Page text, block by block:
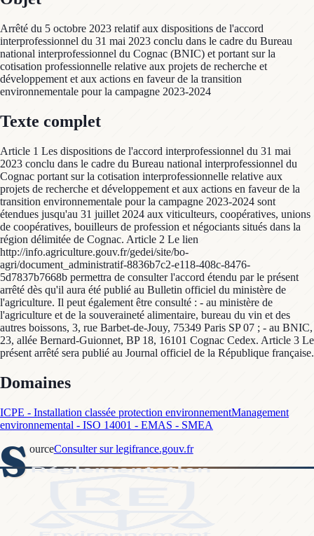
Arrêté du 5 octobre 2023 relatif aux dispositions de l'accord
interprofessionnel du 31 mai 2023 conclu dans le cadre du Bureau
national interprofessionnel du Cognac (BNIC) et portant sur la
cotisation professionnelle relative aux projets de recherche et
développement et aux actions en faveur de la transition
environnementale pour la campagne 2023-2024
Texte complet
Article 1 Les dispositions de l'accord interprofessionnel du 31 mai
2023 conclu dans le cadre du Bureau national interprofessionnel du
Cognac portant sur la cotisation interprofessionnelle relative aux
projets de recherche et développement et aux actions en faveur de la
transition environnementale pour la campagne 2023-2024 sont
étendues jusqu'au 31 juillet 2024 aux viticulteurs, coopératives, unions
de coopératives, bouilleurs de profession et négociants situés dans la
région délimitée de Cognac. Article 2 Le lien
http://info.agriculture.gouv.fr/gedei/site/bo-
agri/document_administratif-8836b7c2-e118-408c-8476-
5d7837b7668b permettra de consulter l'accord étendu par le présent
arrêté dès qu'il aura été publié au Bulletin officiel du ministère de
l'agriculture. Il peut également être consulté : - au ministère de
l'agriculture et de la souveraineté alimentaire, bureau du vin et des
autres boissons, 3, rue Barbet-de-Jouy, 75349 Paris SP 07 ; - au BNIC,
23, allée Bernard-Guionnet, BP 18, 16101 Cognac Cedex. Article 3 Le
présent arrêté sera publié au Journal officiel de la République française.
Domaines
ICPE - Installation classée protection environnementManagement
environnemental - ISO 14001 - EMAS - SMEA
S ourceConsulter sur legifrance.gouv.fr